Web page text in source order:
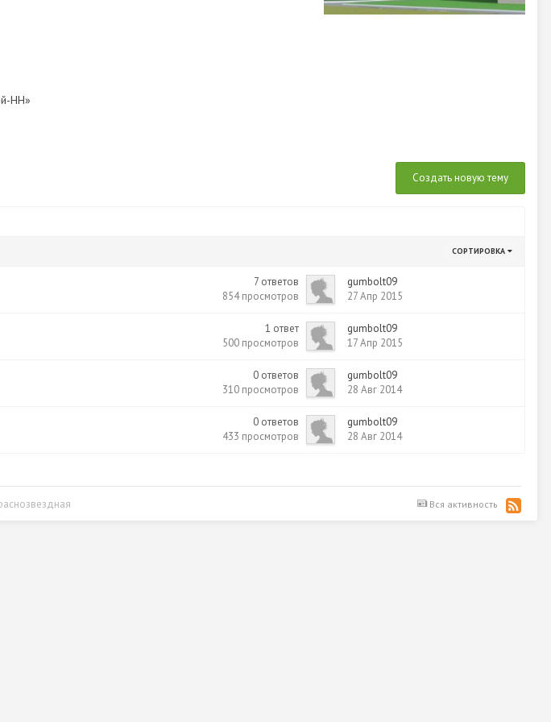
НН»
Создать новую тему
СОРТИРОВКА
7 ответов
854 просмотров
gumbolt09
27 Апр 2015
1 ответ
500 просмотров
gumbolt09
17 Апр 2015
0 ответов
310 просмотров
gumbolt09
28 Авг 2014
0 ответов
433 просмотров
gumbolt09
28 Авг 2014
Вся активность